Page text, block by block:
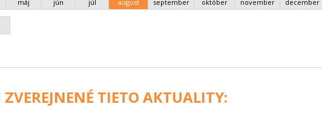
máj jún júl august september október november december
TIETO AKTUALITY: